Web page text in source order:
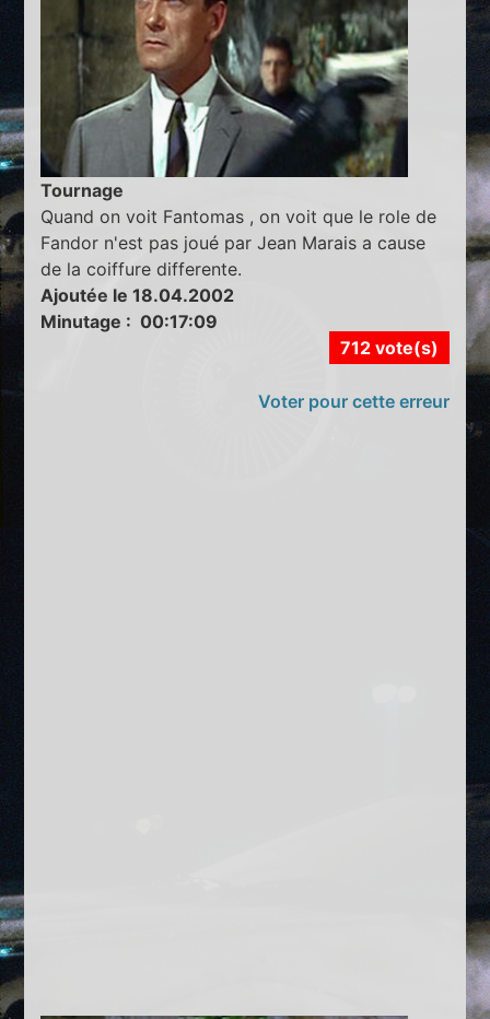
Tournage
Quand on voit Fantomas , on voit que le role de
Fandor n'est pas joué par Jean Marais a cause
de la coiffure differente.
Ajoutée le 18.04.2002
Minutage : 00:17:09
712 vote(s)
Voter pour cette erreur